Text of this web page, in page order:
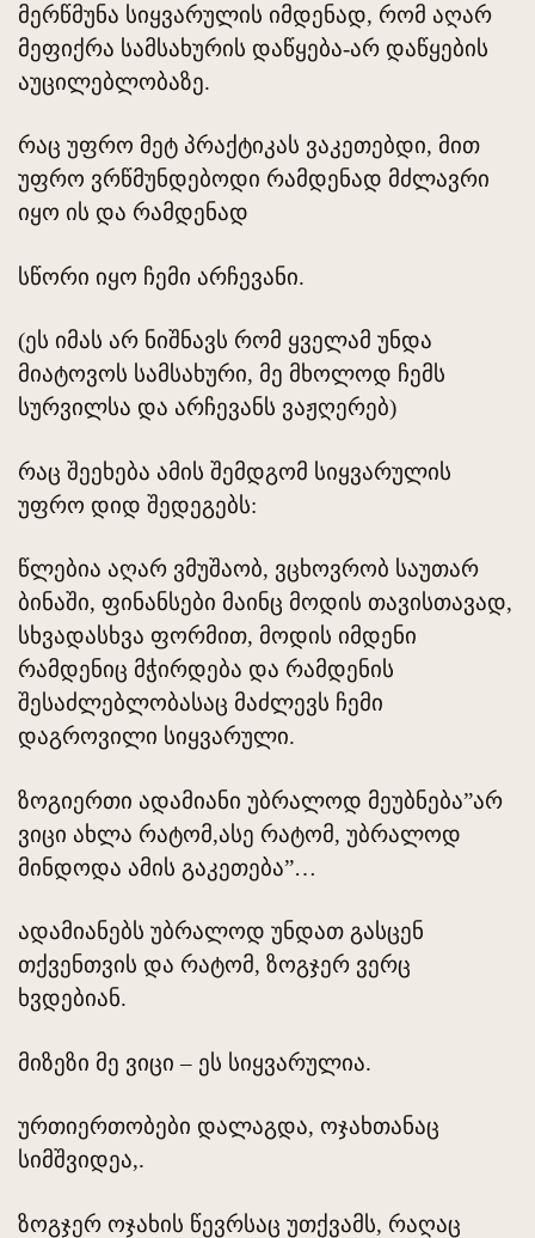
მერწმუნა სიყვარულის იმდენად, რომ აღარ
მეფიქრა სამსახურის დაწყება-არ დაწყების
აუცილებლობაზე.
რაც უფრო მეტ პრაქტიკას ვაკეთებდი, მით
უფრო ვრწმუნდებოდი რამდენად მძლავრი
იყო ის და რამდენად
სწორი იყო ჩემი არჩევანი.
(ეს იმას არ ნიშნავს რომ ყველამ უნდა
მიატოვოს სამსახური, მე მხოლოდ ჩემს
სურვილსა და არჩევანს ვაჟღერებ)
რაც შეეხება ამის შემდგომ სიყვარულის
უფრო დიდ შედეგებს:
წლებია აღარ ვმუშაობ, ვცხოვრობ საუთარ
ბინაში, ფინანსები მაინც მოდის თავისთავად,
სხვადასხვა ფორმით, მოდის იმდენი
რამდენიც მჭირდება და რამდენის
შესაძლებლობასაც მაძლევს ჩემი
დაგროვილი სიყვარული.
ზოგიერთი ადამიანი უბრალოდ მეუბნება”არ
ვიცი ახლა რატომ,ასე რატომ, უბრალოდ
მინდოდა ამის გაკეთება”…
ადამიანებს უბრალოდ უნდათ გასცენ
თქვენთვის და რატომ, ზოგჯერ ვერც
ხვდებიან.
მიზეზი მე ვიცი – ეს სიყვარულია.
ურთიერთობები დალაგდა, ოჯახთანაც
სიმშვიდეა,.
ზოგჯერ ოჯახის წევრსაც უთქვამს, რაღაც